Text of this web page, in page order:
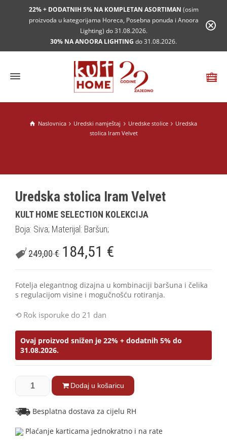
22% + DODATNIH 5% NA KOMPLETAN ASORTIMAN (osim
proizvoda u kategorijama Horeca, Posebna ponuda i Anoora
Lighting) do 31.08.2026.
30% NA ANOORA LIGHTING do 31.08.2026.
Naslovnica Uredski namještaj Uredske stolice
Uredska
stolica Iram Velvet
Uredska stolica Iram Velvet
KULT HOME SELECTION KOLEKCIJA
Boja: Siva; Materijal: Baršun;
249,00€ 184,51 €
Fotelja elegantnog dizajna u kombinaciji baršuna i čelika
s regulacijom visine i mogučnošću rotiranja.
Rok isporuke do 21 dan
Ovaj proizvod snižen je 22% + dodatnih 5% do
31.08.2026.
Dodaj u košaricu
Besplatna dostava za cijelu RH
Plaćanje karticama jednokratno i na rate